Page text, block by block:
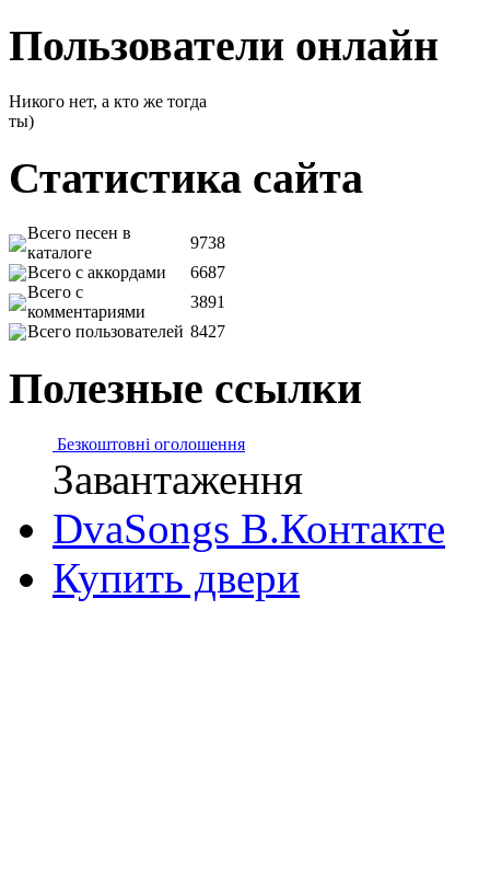
Пользователи онлайн
Никого нет, а кто же тогда
ты)
Статистика сайта
Всего песен в
каталоге
9738
Всего с аккордами
6687
Всего с
комментариями
3891
Всего пользователей 8427
Полезные ссылки
Безкоштовні оголошення
Завантаження
DvaSongs В.Контакте
Купить двери